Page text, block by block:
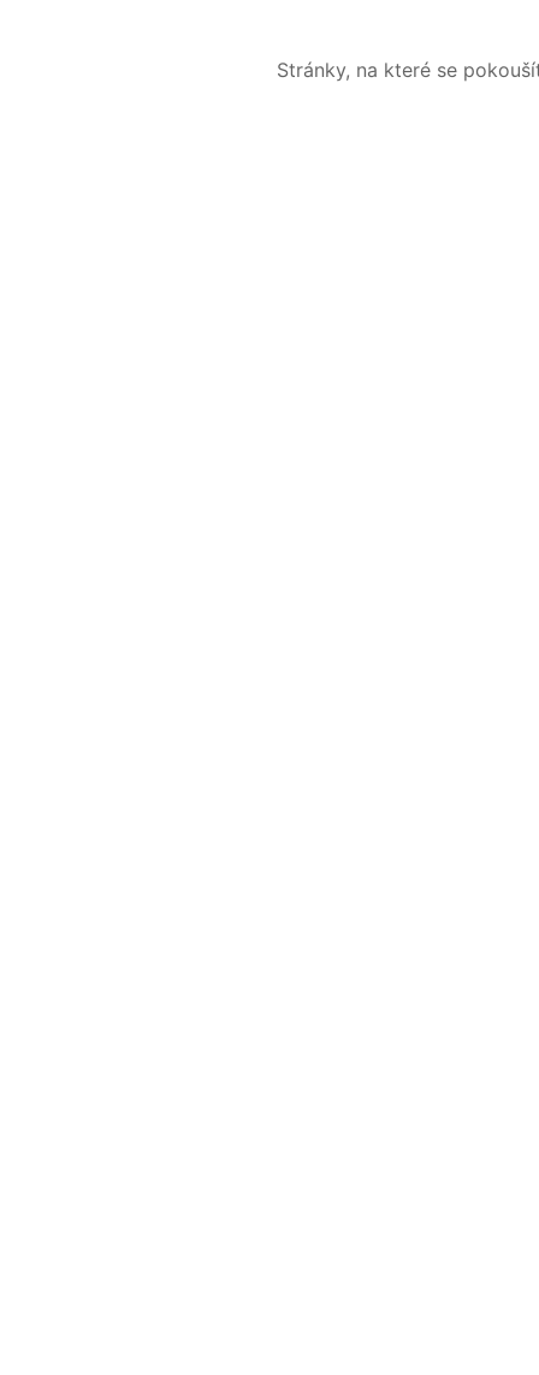
Stránky, na které se